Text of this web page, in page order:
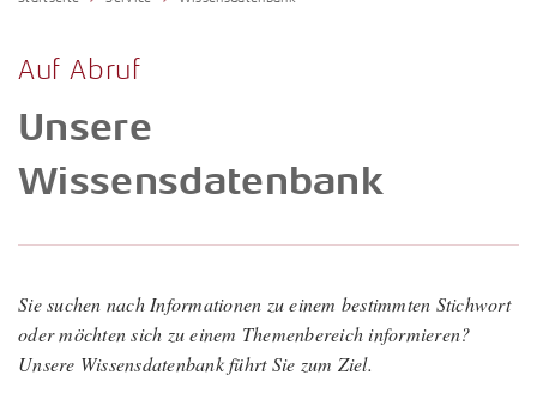
Auf Abruf
Unsere
Wissensdatenbank
Sie suchen nach Informationen zu einem bestimmten Stichwort
oder möchten sich zu einem Themenbereich informieren?
Unsere Wissensdatenbank führt Sie zum Ziel.
Arbeitgeberleistungen
Studium, Ausbildung und Praktikum
Bewerbung
Konzerne und Großkunden / ttp GTS
Nachhaltigkeitsberichterstattung
Rechtliche Vorsorge / Nachlass
Restrukturierung und Sanierung
Presse
Wissensdatenbank
Porträt
Vorstand & Partner
Philosophie
Jubiläum